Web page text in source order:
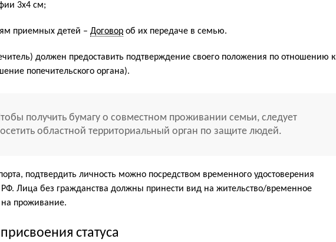
3х4 см;
приемных детей – Договор об их передаче в семью.
должен предоставить подтверждение своего положения по отношению к
попечительского органа).
получить бумагу о совместном проживании семьи, следует
областной территориальный орган по защите людей.
подтвердить личность можно посредством временного удостоверения
Лица без гражданства должны принести вид на жительство/временное
проживание.
статуса